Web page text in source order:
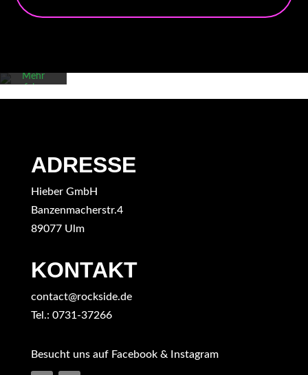
Karte
akzeptieren
Mehr
erfahren
Maps immer
entsperren
ADRESSE
Hieber GmbH
Banzenmacherstr.4
89077 Ulm
KONTAKT
contact@rockside.de
Tel.: 0731-37266
Besucht uns auf Facebook & Instagram